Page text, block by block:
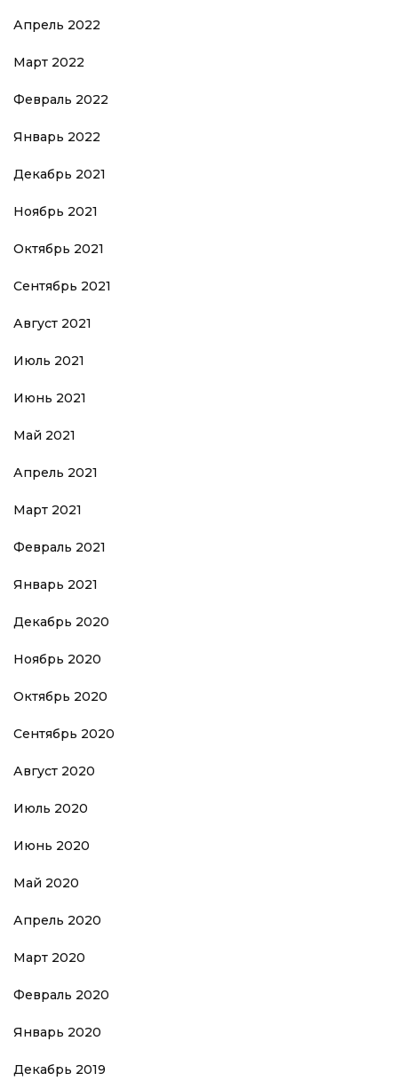
Апрель 2022
Март 2022
Февраль 2022
Январь 2022
Декабрь 2021
Ноябрь 2021
Октябрь 2021
Сентябрь 2021
Август 2021
Июль 2021
Июнь 2021
Май 2021
Апрель 2021
Март 2021
Февраль 2021
Январь 2021
Декабрь 2020
Ноябрь 2020
Октябрь 2020
Сентябрь 2020
Август 2020
Июль 2020
Июнь 2020
Май 2020
Апрель 2020
Март 2020
Февраль 2020
Январь 2020
Декабрь 2019